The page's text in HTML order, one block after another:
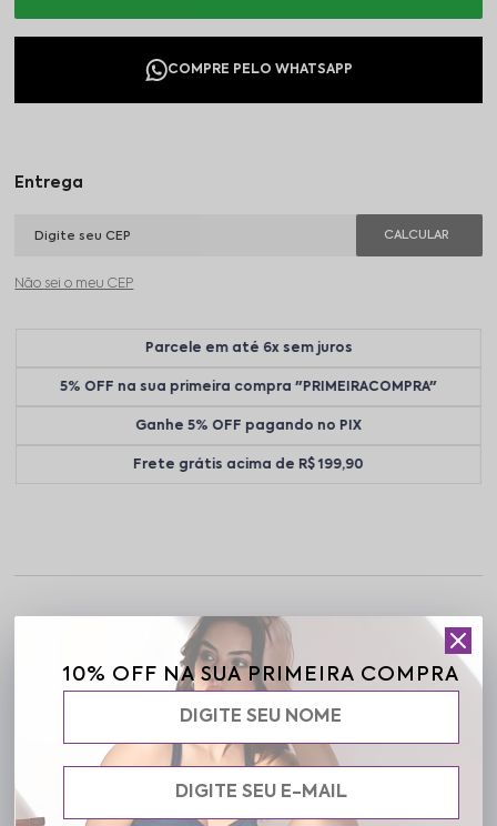
Não sei o meu CEP
Parcele em até 6x sem juros
5% OFF na sua primeira compra "PRIMEIRACOMPRA"
Ganhe 5% OFF pagando no PIX
Frete grátis acima de R$ 199,90
Código identificador (SKU):03 07 200-001
o corpo e garante conforto durante os treinos. Possui toque
macio, ajuste perfeito e muito estilo para acompanhar sua rotina
10% OFF NA SUA PRIMEIRA COMPRA